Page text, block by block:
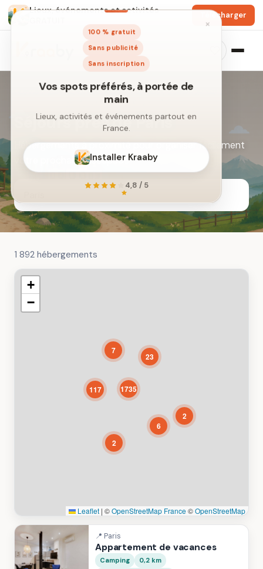
Lieux, événements et activités
Télécharger
×
100 % gratuit
Sans publicité
Sans inscription
Vos spots préférés, à portée de
main
Lieux, activités et événements partout en
Installer Kraaby
Séjours près de Paris
Hébergements à proximité pour organiser facilement
votre prochaine escapade.
1 892 hébergements
2
2
7
6
23
117 1735
+
−
Leaflet | ©OpenStreetMap France©OpenStreetMap
📍 Paris
Appartement de vacances
Camping
0,2 km